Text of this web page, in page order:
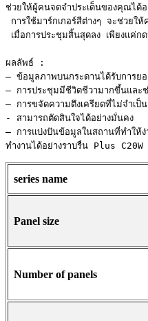
ช่วยให้ผู้คนจดจำประเด็นของคุณได้อ
การใช้มาร์กเกอร์สีต่างๆ จะช่วยใ
เมื่อการประชุมสิ้นสุดลง เพียงแค่
ผลลัพธ์ :
– ข้อมูลภาพบนกระดานได้รับการยอ
– การประชุมมีชีวิตชีวามากขึ้นและ
– การขจัดความตึงเครียดที่ไม่จำเป็
- สามารถตัดสินใจได้อย่างมั่นคง
– การแบ่งปันข้อมูลในสถานที่ทำให้
series name
Panel size
Number of panels